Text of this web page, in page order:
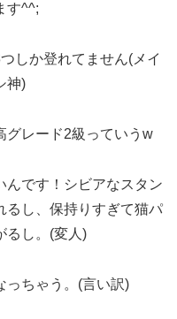
す^^;
しか登れてません(メイ
神)
グレード2級っていうw
んです！シビアなスタン
るし、保持りすぎて猫パ
るし。(変人)
っちゃう。(言い訳)